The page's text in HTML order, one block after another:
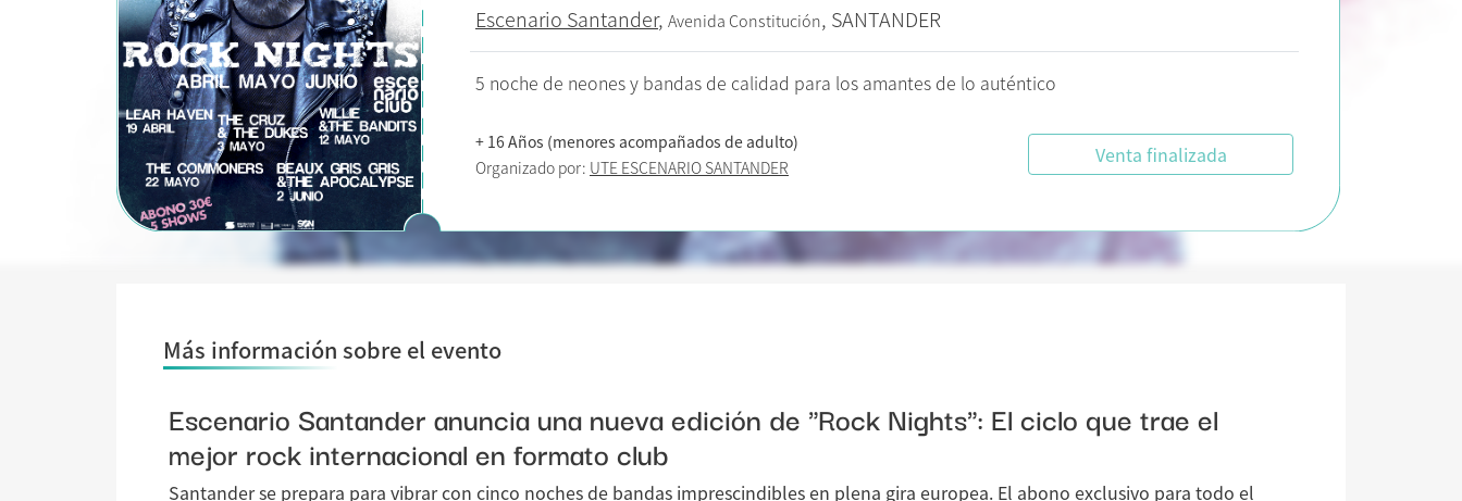
Escenario Santander, Avenida Constitución, SANTANDER
5 noche de neones y bandas de calidad para los amantes de lo auténtico
+ 16 Años (menores acompañados de adulto)
Organizado por: UTE ESCENARIO SANTANDER Venta finalizada
Más información sobre el evento
Escenario Santander anuncia una nueva edición de "Rock Nights": El ciclo que trae el
mejor rock internacional en formato club
Santander se prepara para vibrar con cinco noches de bandas imprescindibles en plena gira europea. El abono exclusivo para todo el